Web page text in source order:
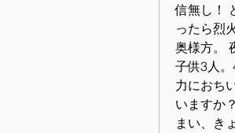
信無し！
ったら烈
奥様方。
子供3人
力におち
います
まい、き